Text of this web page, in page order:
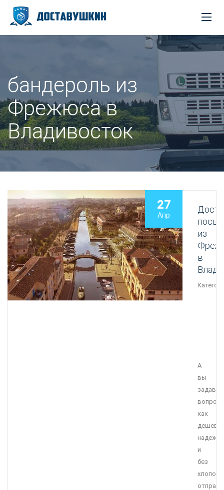
бандероль из
Фрежюса в
Владивосток
27
Апр
из
в
А
вы
как
и
без
хлопот